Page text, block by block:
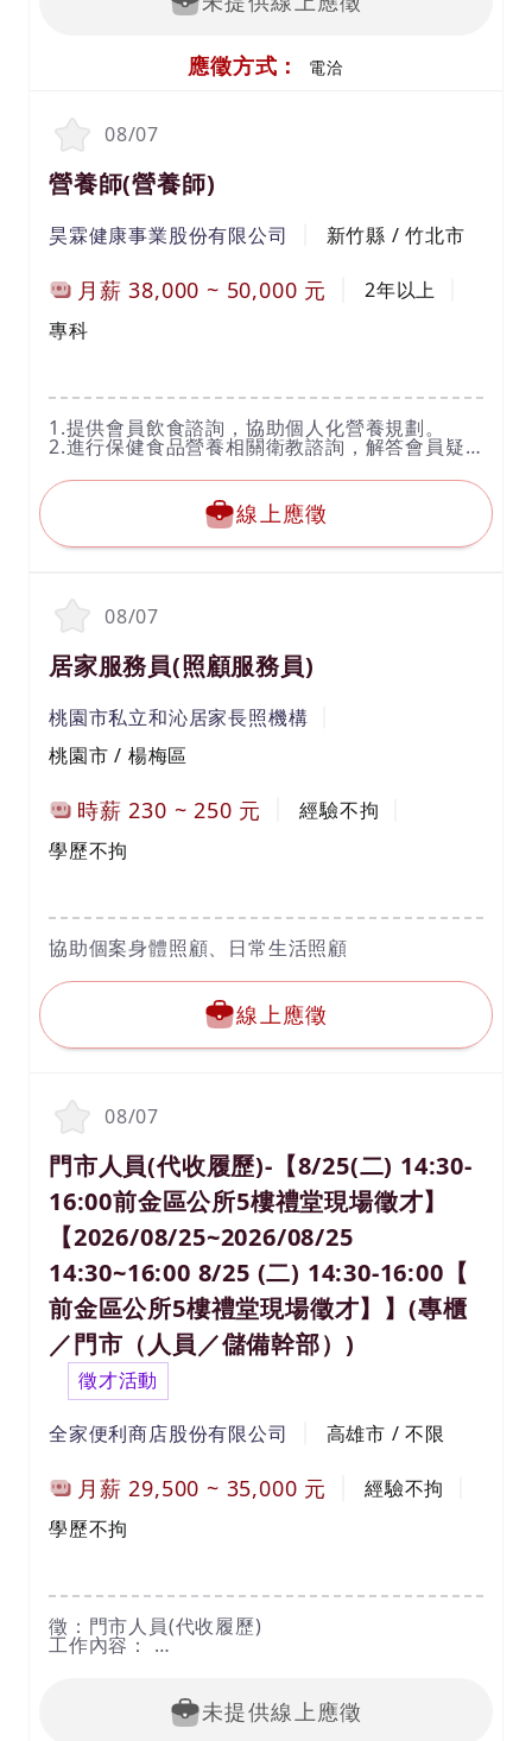
應徵方式： 電洽
08/07
營養師(營養師)
昊霖健康事業股份有限公司 新竹縣 / 竹北市
月薪38,000 ~ 50,000 元
2年以上
專科
1.提供會員飲食諮詢，協助個人化營養規劃。
2.進行保健食品營養相關衛教諮詢，解答會員疑
3.擔任營養教育及營養推廣活動之講師，提升大
4.參與健康管理計畫，提供專業營養建議與支
持。
職位條件：
1.需具備營養師證照。
2.對健康產業充滿熱忱，具備細心與責任感。
3.具備良好的溝通能力與團隊合作精神。
線上應徵
08/07
居家服務員(照顧服務員)
桃園市私立和沁居家長照機構
桃園市 / 楊梅區
時薪 230 ~ 250 元
經驗不拘
學歷不拘
協助個案身體照顧、日常生活照顧
線上應徵
08/07
門市人員(代收履歷)-【8/25(二) 14:30-
16:00前金區公所5樓禮堂現場徵才】
【2026/08/25~2026/08/25
14:30~16:00 8/25 (二) 14:30-16:00【
前金區公所5樓禮堂現場徵才】】(專櫃
／門市（人員／儲備幹部）)
徵才活動
全家便利商店股份有限公司 高雄市 / 不限
月薪29,500 ~ 35,000 元
經驗不拘
學歷不拘
徵：門市人員(代收履歷)
工作內容：
工作時間：07:00-15:00、15:00-23:00、23:00-
未提供線上應徵